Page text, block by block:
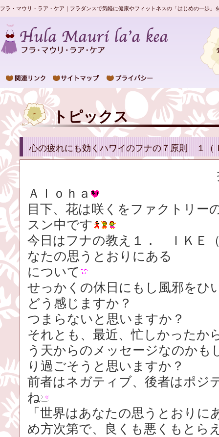
フラ・マウリ・ラア・ケア｜フラダンスで気軽に健康やフィットネスの「はじめの一歩
トピックス
心の疲れにも効くハワイのフナの７原則 １（
Ａｌｏｈａ
目下、花は咲くをファクトリー
スン中です
今日はフナの教え１． ＩＫＥ
なたの思うとおりにある
について
せっかくの休日にもし風邪をひ
どう感じますか？
つまらないと思いますか？
それとも、最近、忙しかったか
う天からのメッセージなのかも
り過ごそうと思いますか？
前者はネガティブ、後者はポジ
ね
「世界はあなたの思うとおりに
め方次第で、良くも悪くもとら